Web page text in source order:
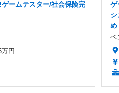
ームテスター/社会保険完
万円
ゲ
シ
め
ベ